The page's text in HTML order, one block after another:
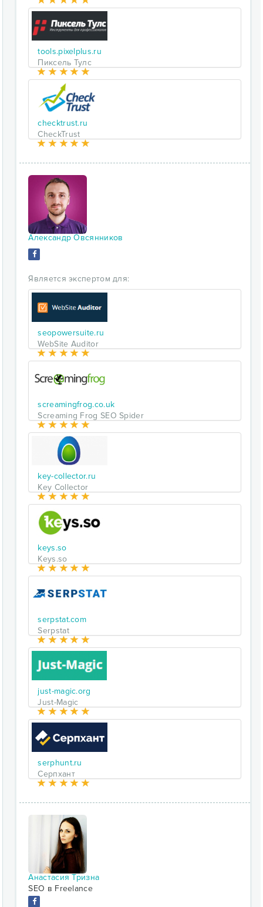
tools.pixelplus.ru
Пиксель Тулс
checktrust.ru
CheckTrust
Александр Овсянников
Является экспертом для:
seopowersuite.ru
WebSite Auditor
screamingfrog.co.uk
Screaming Frog SEO Spider
key-collector.ru
Key Collector
keys.so
Keys.so
serpstat.com
Serpstat
just-magic.org
Just-Magic
serphunt.ru
Серпхант
Анастасия Тризна
SEO в Freelance